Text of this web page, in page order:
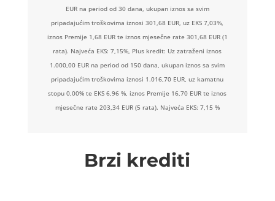
EUR na period od 30 dana, ukupan iznos sa svim
pripadajućim troškovima iznosi 301,68 EUR, uz EKS 7,03%,
iznos Premije 1,68 EUR te iznos mjesečne rate 301,68 EUR (1
rata). Najveća EKS: 7,15%, Plus kredit: Uz zatraženi iznos
1.000,00 EUR na period od 150 dana, ukupan iznos sa svim
pripadajućim troškovima iznosi 1.016,70 EUR, uz kamatnu
stopu 0,00% te EKS 6,96 %, iznos Premije 16,70 EUR te iznos
mjesečne rate 203,34 EUR (5 rata). Najveća EKS: 7,15 %
Brzi krediti